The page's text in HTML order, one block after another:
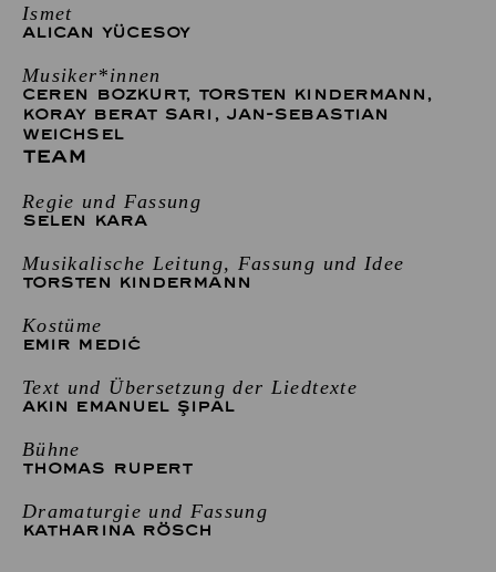
Ismet
ALICAN YÜCESOY
Musiker*innen
CEREN BOZKURT, TORSTEN KINDERMANN ,
KORAY BERAT SARI , JAN-SEBASTIAN
WEICHSEL
TEAM
Regie und Fassung
SELEN KARA
Musikalische Leitung, Fassung und Idee
TORSTEN KINDERMANN
Kostüme
EMIR MEDIĆ
Text und Übersetzung der Liedtexte
AKIN EMANUEL ŞIPAL
Bühne
THOMAS RUPERT
Dramaturgie und Fassung
KATHARINA RÖSCH